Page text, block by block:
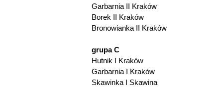
Garbarnia II Kraków
Borek II Kraków
Bronowianka II Kraków
grupa C
Hutnik I Kraków
Garbarnia I Kraków
Skawinka I Skawina